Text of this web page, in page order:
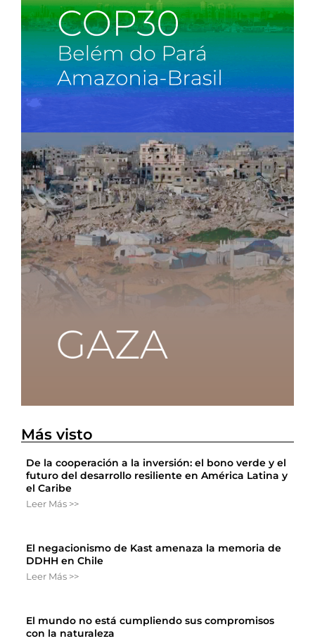
Más visto
De la cooperación a la inversión: el bono verde y el
futuro del desarrollo resiliente en América Latina y
el Caribe
Leer Más >>
El negacionismo de Kast amenaza la memoria de
DDHH en Chile
Leer Más >>
El mundo no está cumpliendo sus compromisos
con la naturaleza